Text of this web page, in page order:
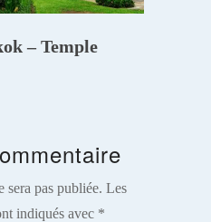
– Temple
sera pas publiée. Les
indiqués avec *